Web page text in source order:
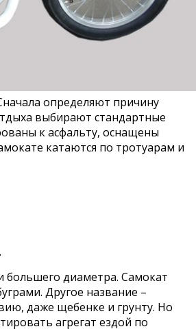
определяют причину
выбирают стандартные
к асфальту, оснащены
катаются по тротуарам и
большего диаметра. Самокат
Другое название –
даже щебенке и грунту. Но
агрегат ездой по